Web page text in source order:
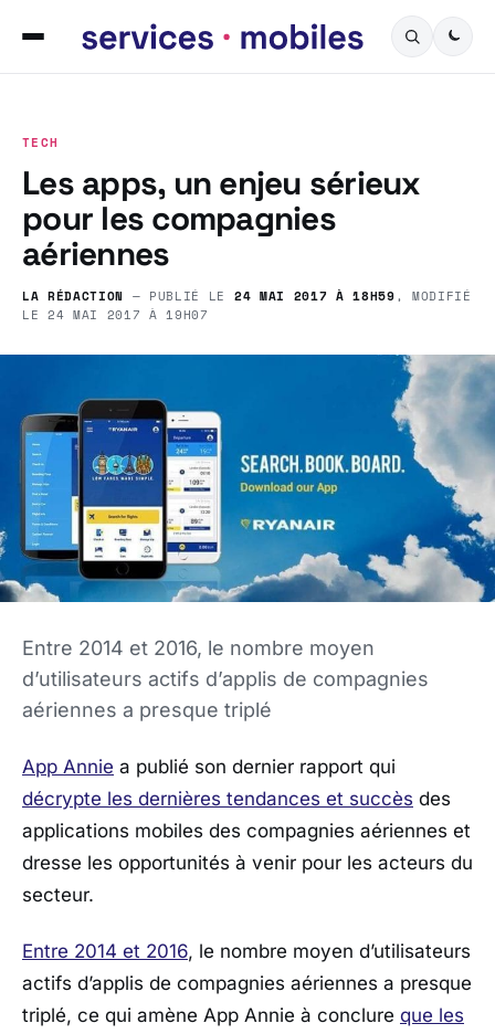
TECH
Les apps, un enjeu sérieux
pour les compagnies
aériennes
LA RÉDACTION — PUBLIÉ LE 24 MAI 2017 À 18H59, MODIFIÉ
LE24 MAI 2017 À 19H07
Entre 2014 et 2016, le nombre moyen
d’utilisateurs actifs d’applis de compagnies
aériennes a presque triplé
App Annie a publié son dernier rapport qui
décrypte les dernières tendances et succès des
applications mobiles des compagnies aériennes et
dresse les opportunités à venir pour les acteurs du
secteur.
Entre 2014 et 2016, le nombre moyen d’utilisateurs
actifs d’applis de compagnies aériennes a presque
triplé, ce qui amène App Annie à conclure que les